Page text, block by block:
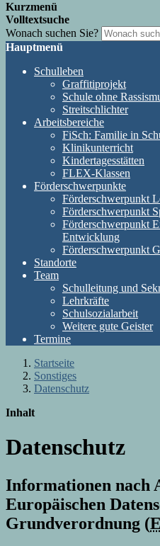
Kurzmenü
Volltextsuche
Wonach suchen Sie?
Hauptmenü
Schulleben
Graffitiprojekt
Schule ohne
Streitschlichter
Arbeitsbereiche
FiSch: Familie in
Klinikunterricht
Kindertagesstätten
FLEX-Klassen
Förderschwerpunkte
Förderschwerpunkt
Förderschwerpunkt
Förderschwerpunkt
Entwicklung
Förderschwerpunkt
Standorte
Team
Schulleitung und
Lehrkräfte
Schulsozialarbeit
Weitere gute Geister
Termine
Startseite
Sonstiges
Datenschutz
Inhalt
Datenschutz
Informationen nach
Europäischen
Grundverordnung (